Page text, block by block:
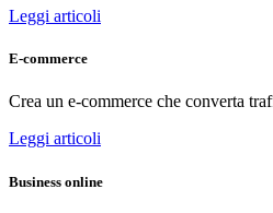
Leggi articoli
E-commerce
Crea un e-commerce che converta
Leggi articoli
Business online